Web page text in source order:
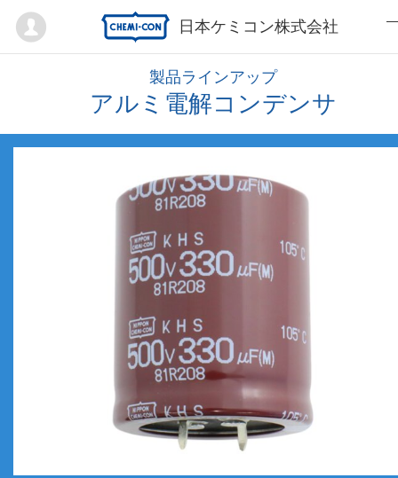
日本ケミコン株式会社
Mypage
製品ラインアップ
アルミ電解コンデンサ